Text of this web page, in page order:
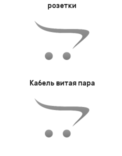
розетки
Кабель витая пара